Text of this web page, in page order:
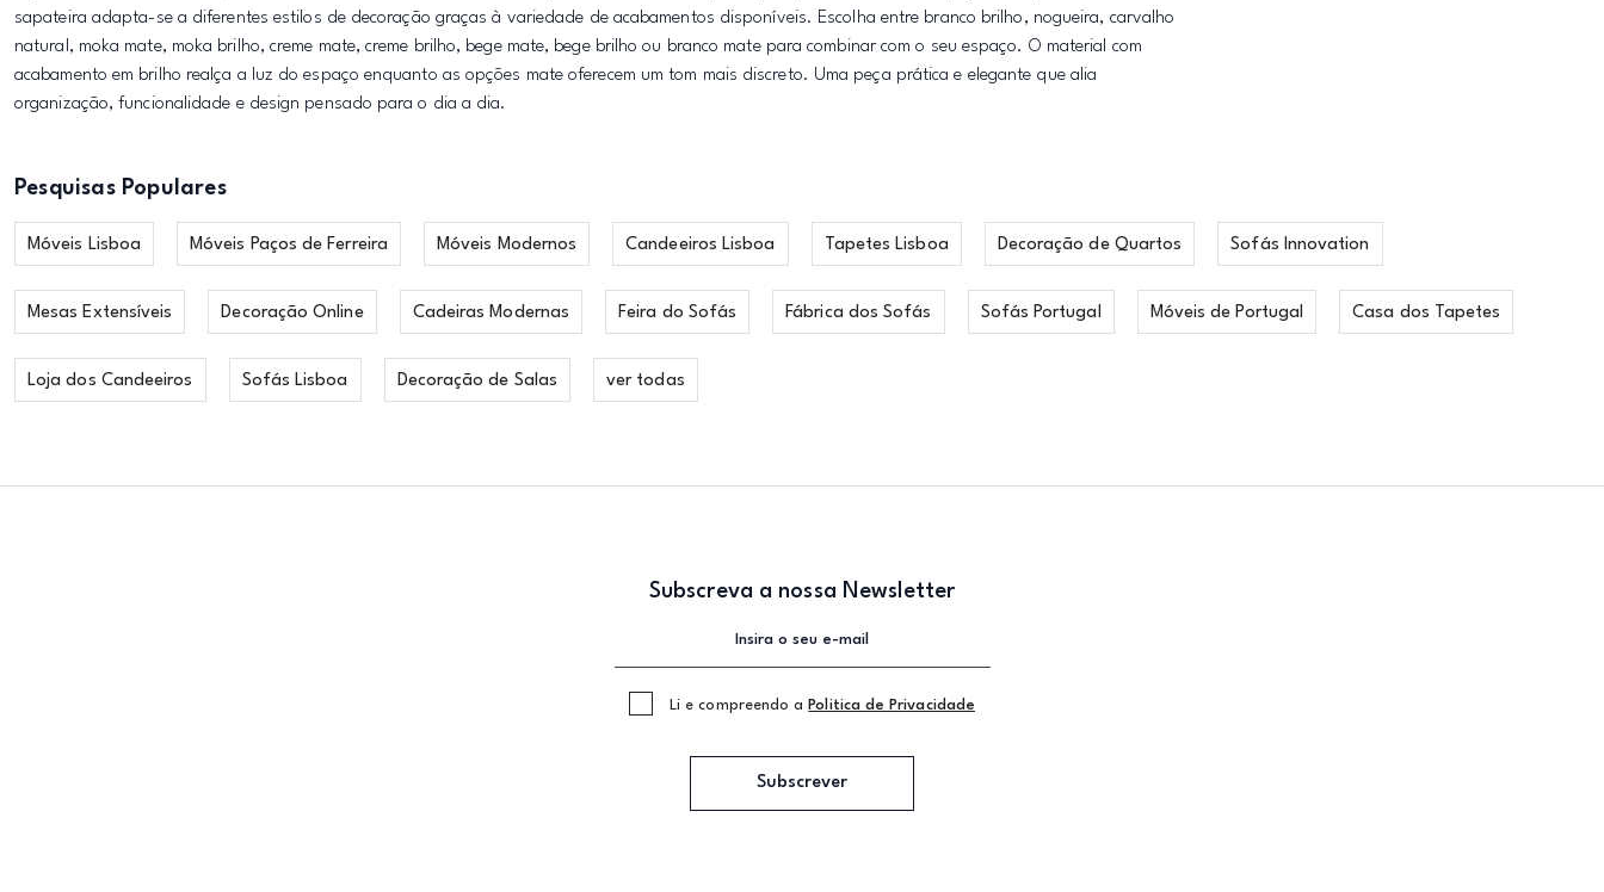
sapateira adapta-se a diferentes estilos de decoração graças à variedade de acabamentos disponíveis. Escolha entre branco brilho, nogueira, carvalho
natural, moka mate, moka brilho, creme mate, creme brilho, bege mate, bege brilho ou branco mate para combinar com o seu espaço. O material com
acabamento em brilho realça a luz do espaço enquanto as opções mate oferecem um tom mais discreto. Uma peça prática e elegante que alia
organização, funcionalidade e design pensado para o dia a dia.
Pesquisas Populares
Móveis Lisboa Móveis Paços de Ferreira Móveis Modernos Candeeiros Lisboa Tapetes Lisboa Decoração de Quartos Sofás Innovation
Mesas Extensíveis Decoração Online Cadeiras Modernas Feira do Sofás Fábrica dos Sofás Sofás Portugal Móveis de Portugal Casa dos Tapetes
Loja dos Candeeiros Sofás Lisboa Decoração de Salas ver todas
Subscreva a nossa Newsletter
Li e compreendo a Politica de Privacidade
Subscrever